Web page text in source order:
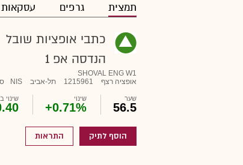
תמצית גרפים עסקאות
כתבי אופציות שובל
הנדסה אפ 1
SHOVAL ENG W1
אופציה רצף
1215961 תל-אביב NIS
שער
56.5
שינוי
+0.71%
שינוי
הוסף לתיק התראות